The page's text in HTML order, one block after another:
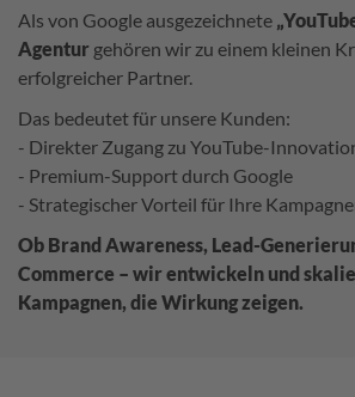
Als von Google ausgezeichnete
Agentur gehören wir zu einem kleinen
erfolgreicher Partner.
Das bedeutet für unsere Kunden:
- Direkter Zugang zu YouTube-
- Premium-Support durch Google
- Strategischer Vorteil für Ihre
Ob Brand Awareness, Lead-
Commerce – wir entwickeln und
Kampagnen, die Wirkung zeigen.